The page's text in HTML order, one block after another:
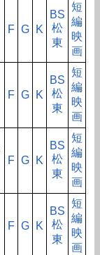
F G K
BS
松
東
短
編
映
画
F G K
BS
松
東
短
編
映
画
F G K
BS
松
東
短
編
映
画
F G K
BS
松
東
短
編
映
画